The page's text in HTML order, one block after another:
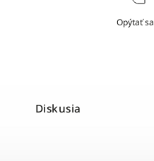
Opýtať sa
Diskusia